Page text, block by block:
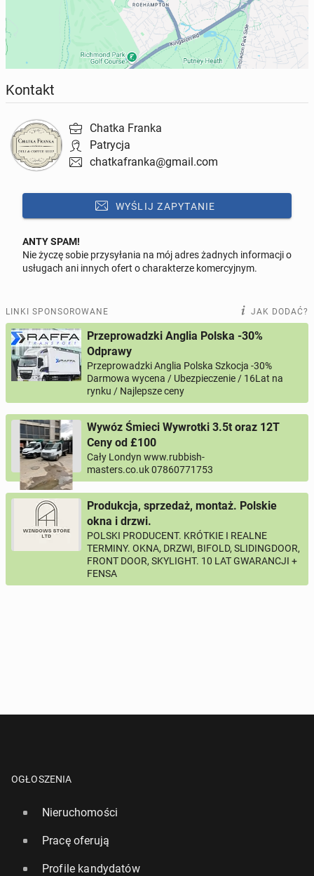
📱 Kontakt SMS: 07590 950042
⚠️ Praca wyłącznie legalna – na umowę o pracę lub w
formie samozatrudnienia.
Czekamy właśnie na Ciebie! 🤍 Zespół Chatki Franka
Kontakt
Chatka Franka
Patrycja
chatkafranka@gmail.com
WYŚLIJ ZAPYTANIE
Odpowiedz na ofertę tego ogłoszenia
0 / 1000
Imię i nazwisko
Twój email
Twój telefon
Numer telefon wg wzoru NR KIERUNKOWY KRAJU NR TELEFONU , np.:
lub +48 221234567
Pytanie aktywujące
ANTY SPAM!
Nie życzę sobie przysyłania na mój adres żadnych informacji o
usługach ani innych ofert o charakterze komercyjnym.
LINKI SPONSOROWANE JAK DODAĆ?
Przeprowadzki Anglia Polska -30%
Odprawy
Przeprowadzki Anglia Polska Szkocja -30%
Darmowa wycena / Ubezpieczenie / 16Lat na
rynku / Najlepsze ceny
Wywóz Śmieci Wywrotki 3.5t oraz 12T
Ceny od £100
Cały Londyn www.rubbish-
masters.co.uk 07860771753
Produkcja, sprzedaż, montaż. Polskie
okna i drzwi.
POLSKI PRODUCENT. KRÓTKIE I REALNE
TERMINY. OKNA, DRZWI, BIFOLD, SLIDINGDOOR,
FRONT DOOR, SKYLIGHT. 10 LAT GWARANCJI +
FENSA
OGŁOSZENIA
Nieruchomości
Pracę oferują
Profile kandydatów